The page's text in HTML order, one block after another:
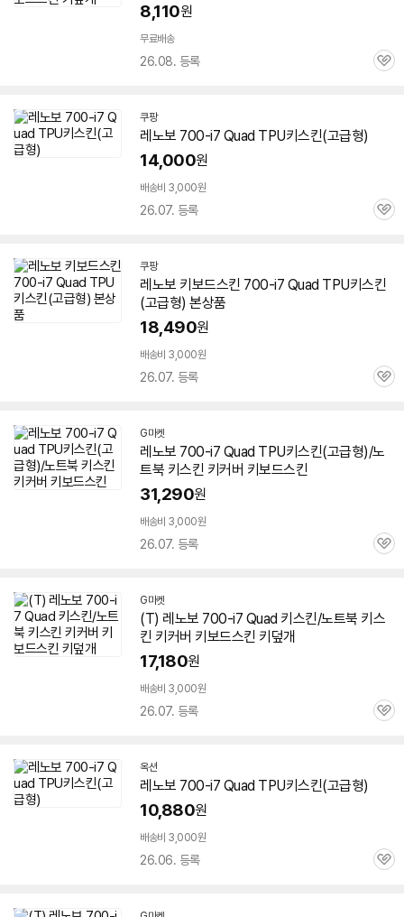
8,110원
무료배송
26.08. 등록
관
쿠팡
레노보 700-i7 Quad TPU키스킨(고급형)
14,000원
배송비 3,000원
26.07. 등록
관
쿠팡
레노보 키보드스킨 700-i7 Quad TPU키스킨
(고급형) 본상품
18,490원
배송비 3,000원
26.07. 등록
관
G마켓
레노보 700-i7 Quad TPU키스킨(고급형)/노
트북 키스킨 키커버 키보드스킨
31,290원
배송비 3,000원
26.07. 등록
관
G마켓
(T) 레노보 700-i7 Quad 키스킨/노트북 키스
킨 키커버 키보드스킨 키덮개
17,180원
배송비 3,000원
26.07. 등록
관
옥션
레노보 700-i7 Quad TPU키스킨(고급형)
10,880원
배송비 3,000원
26.06. 등록
관